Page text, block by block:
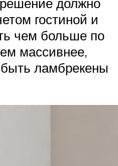
гостиной и
чем больше по
массивнее,
ламбрекены